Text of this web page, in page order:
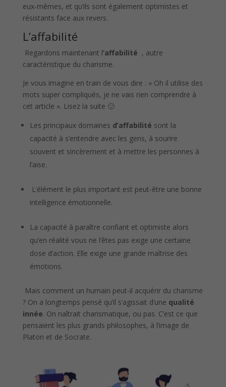
eux-mêmes, et qu’ils sont également optimistes et
résistants face aux revers.
L’affabilité
Regardons maintenant l’affabilité , autre
caractéristique du charisme.
Je vous imagine en train de vous dire : « Oh il utilise des
mots super compliqués, je ne vais rien comprendre à
cet article ». Lisez la suite 🙂
Les principaux domaines d’affabilité sont la
capacité à s’entendre avec les gens, à sourire
souvent et sincèrement et à mettre les personnes à
l’aise.
L’élément le plus important est peut-être une bonne
intelligence émotionnelle.
La capacité à paraître confiant et optimiste alors
qu’en réalité vous ne l’êtes pas exige une certaine
dose d’action. Elle exige une grande maîtrise des
émotions.
Mais comment un humain peut-il acquérir du charisme
? On a longtemps pensé qu’il s’agissait d’une qualité
innée. On naîtrait charismatique, ou pas. C’est ce que
pensaient les plus grands philosophes, à l’image de
Platon et de Socrate.